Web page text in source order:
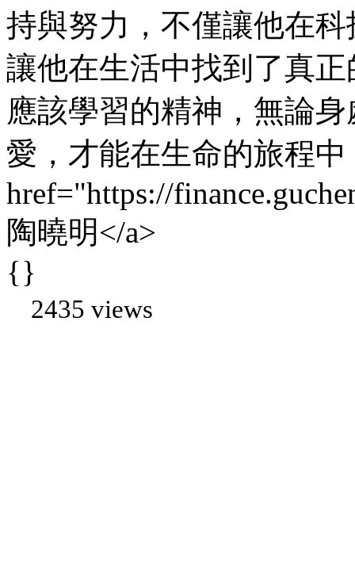
持與努力，不僅讓他在
讓他在生活中找到了真
應該學習的精神，無論
愛，才能在生命的旅程
href="https://
陶曉明</a>
{}
2435 views